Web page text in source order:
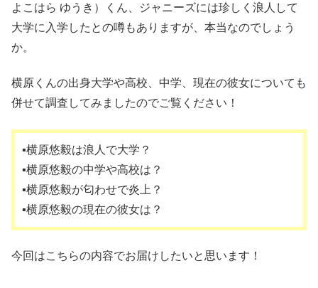
よこはら ゆうき）くん、ジャニーズには珍しく浪人して
大学に入学したとの噂もありますが、本当なのでしょう
か。
横原くんの出身大学や高校、中学、 現在の彼女についても
併せて調査してみましたのでご覧ください！
▪️横原悠毅は浪人で大学？
▪️横原悠毅の中学や高校は？
▪️横原悠毅が匂わせで炎上？
▪️横原悠毅の現在の彼女は？
今回はこちらの内容でお届けしたいと思います！